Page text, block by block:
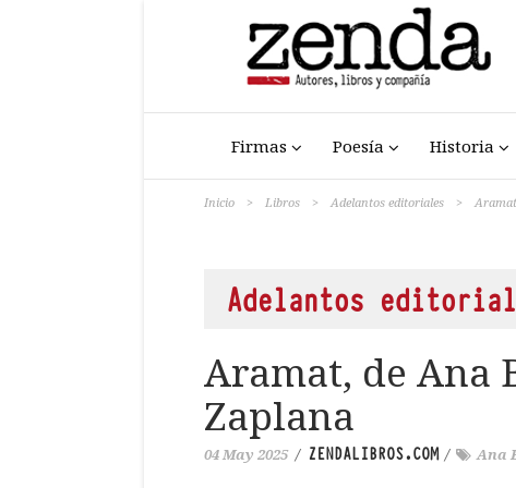
Firmas Poesía Historia
Inicio > Libros > Adelantos editoriales >
Adelantos
Aramat, de Ana
Zaplana
04 May 2025 / ZENDALIBROS.COM/ Ana